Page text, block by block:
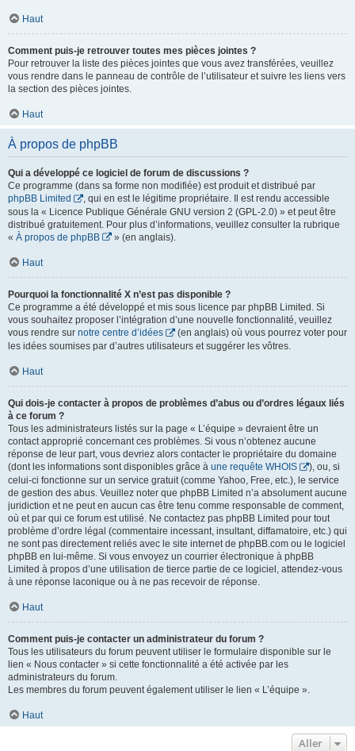
Haut
Comment puis-je retrouver toutes mes pièces jointes ?
Pour retrouver la liste des pièces jointes que vous avez transférées, veuillez
vous rendre dans le panneau de contrôle de l’utilisateur et suivre les liens vers
la section des pièces jointes.
Haut
À propos de phpBB
Qui a développé ce logiciel de forum de discussions ?
Ce programme (dans sa forme non modifiée) est produit et distribué par
phpBB Limited
, qui en est le légitime propriétaire. Il est rendu accessible
sous la « Licence Publique Générale GNU version 2 (GPL-2.0) » et peut être
distribué gratuitement. Pour plus d’informations, veuillez consulter la rubrique
« À propos de phpBB » (en anglais).
Haut
Pourquoi la fonctionnalité X n’est pas disponible ?
Ce programme a été développé et mis sous licence par phpBB Limited. Si
vous souhaitez proposer l’intégration d’une nouvelle fonctionnalité, veuillez
vous rendre sur notre centre d’idées
(en anglais) où vous pourrez voter pour
les idées soumises par d’autres utilisateurs et suggérer les vôtres.
Haut
Qui dois-je contacter à propos de problèmes d’abus ou d’ordres légaux liés
à ce forum ?
Tous les administrateurs listés sur la page « L’équipe » devraient être un
contact approprié concernant ces problèmes. Si vous n’obtenez aucune
réponse de leur part, vous devriez alors contacter le propriétaire du domaine
(dont les informations sont disponibles grâce à une requête WHOIS
), ou, si
celui-ci fonctionne sur un service gratuit (comme Yahoo, Free, etc.), le service
de gestion des abus. Veuillez noter que phpBB Limited n’a absolument aucune
juridiction et ne peut en aucun cas être tenu comme responsable de comment,
où et par qui ce forum est utilisé. Ne contactez pas phpBB Limited pour tout
problème d’ordre légal (commentaire incessant, insultant, diffamatoire, etc.) qui
ne sont pas directement reliés avec le site internet de phpBB.com ou le logiciel
phpBB en lui-même. Si vous envoyez un courrier électronique à phpBB
Limited à propos d’une utilisation de tierce partie de ce logiciel, attendez-vous
à une réponse laconique ou à ne pas recevoir de réponse.
Haut
Comment puis-je contacter un administrateur du forum ?
Tous les utilisateurs du forum peuvent utiliser le formulaire disponible sur le
lien « Nous contacter » si cette fonctionnalité a été activée par les
administrateurs du forum.
Les membres du forum peuvent également utiliser le lien « L’équipe ».
Haut
Aller